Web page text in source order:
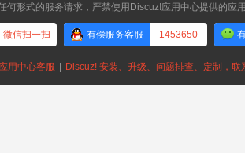
何形式的服务请求，严禁使用Discuz!应用中心提供的应
微信扫一扫 有偿服务客服 1453650
用中心客服 Discuz! 安装、升级、问题排查、定制，联